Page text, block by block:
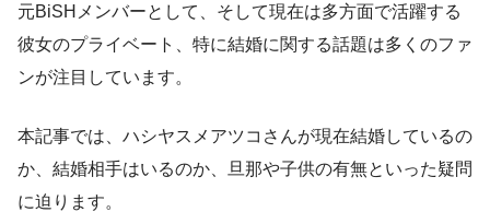
元BiSHメンバーとして、そして現在は多方面で活躍する
彼女のプライベート、特に結婚に関する話題は多くのファ
ンが注目しています。
本記事では、ハシヤスメアツコさんが現在結婚しているの
か、結婚相手はいるのか、旦那や子供の有無といった疑問
に迫ります。